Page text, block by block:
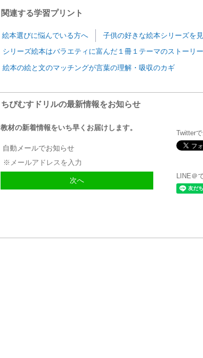
関連する学習プリント
絵本選びに悩んでいる方へ
子供の好きな絵本シリーズを
シリーズ絵本はバラエティに富んだ１冊１テーマのストーリー
絵本の絵と文のマッチングが言葉の理解・吸収のカギ
ちびむすドリルの最新情報をお知らせ
教材の新着情報をいち早くお届けします。
自動メールでお知らせ
Twitter
LINE＠